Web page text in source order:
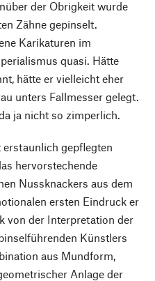
der Obrigkeit wurde
Zähne gepinselt.
Karikaturen im
quasi. Hätte
hätte er vielleicht eher
unters Fallmesser gelegt.
ja nicht so zimperlich.
gepflegten
hervorstechende
Nussknackers aus dem
ersten Eindruck er
von der Interpretation der
Künstlers
aus Mundform,
Anlage der